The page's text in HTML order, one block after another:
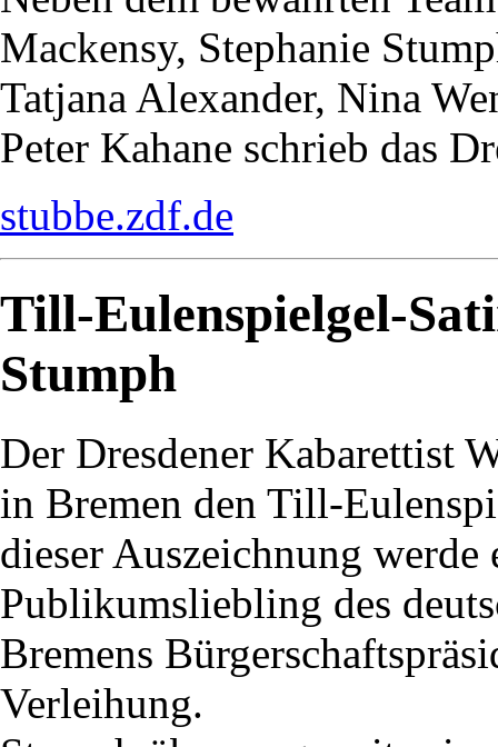
Mackensy, Stephanie
Tatjana Alexander, Nina
Peter Kahane schrieb das
stubbe.zdf.de
Till-Eulenspielgel-
Stumph
Der Dresdener Kabarettist
in Bremen den Till-
dieser Auszeichnung
Publikumsliebling des
Bremens
Verleihung.